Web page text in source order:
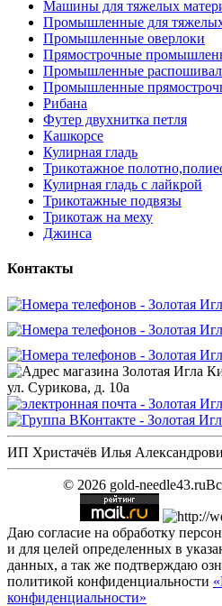
Машины для тяжелых
Промышленные для
Промышленные оверлоки
Прямострочные
Промышленные
Промышленные
Рибана
Футер двухнитка петля
Кашкорсе
Кулирная гладь
Трикотажное
Кулирная гладь с лайкрой
Трикотажные подвязы
Трикотаж на меху
Джинса
Контакты
ул. Сурикова, д. 10а
ИП Христачёв Илья
© 2026 gold-needle43.ru
Даю согласие на обработку
и для целей определенных в
данных, а так же подтверждаю
политикой конфиденциальности
конфиденциальности»